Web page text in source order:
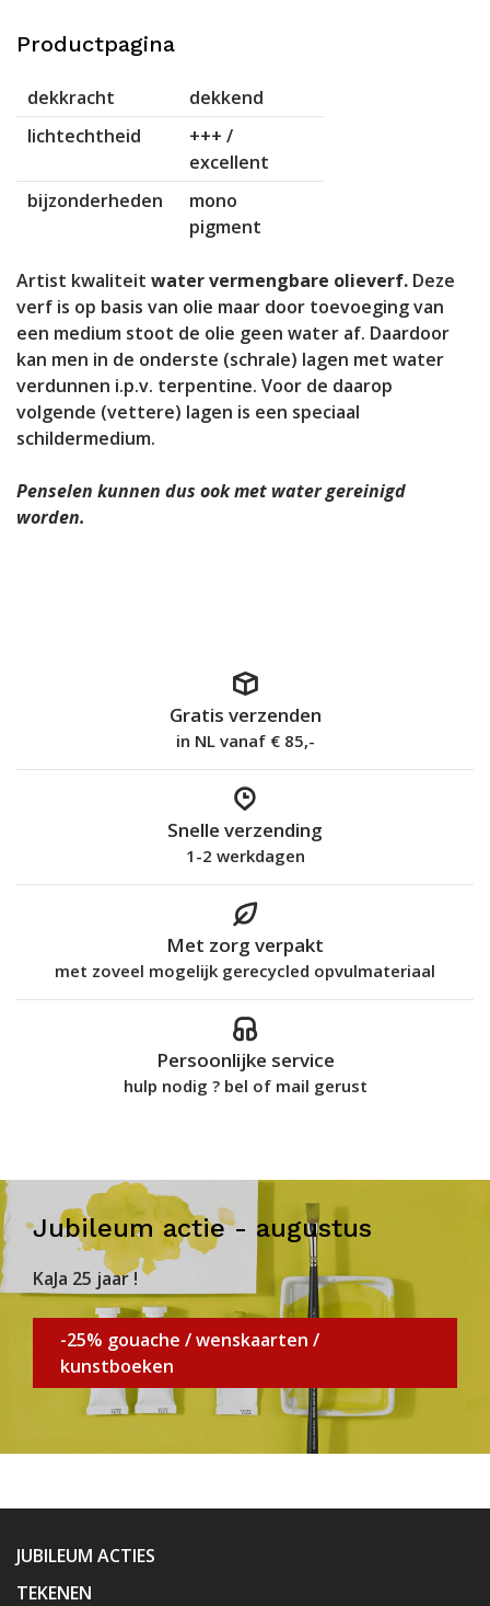
Productpagina
dekkracht
dekkend
lichtechtheid
+++ /
excellent
bijzonderheden
mono
pigment
Artist kwaliteit water vermengbare olieverf. Deze
verf is op basis van olie maar door toevoeging van
een medium stoot de olie geen water af. Daardoor
kan men in de onderste (schrale) lagen met water
verdunnen i.p.v. terpentine. Voor de daarop
volgende (vettere) lagen is een speciaal
schildermedium.
Penselen kunnen dus ook met water gereinigd
worden.
Gratis verzenden
in NL vanaf € 85,-
Snelle verzending
1-2 werkdagen
Met zorg verpakt
met zoveel mogelijk gerecycled opvulmateriaal
Persoonlijke service
hulp nodig ? bel of mail gerust
Jubileum actie - augustus
KaJa 25 jaar !
-25% gouache / wenskaarten /
kunstboeken
JUBILEUM ACTIES
TEKENEN